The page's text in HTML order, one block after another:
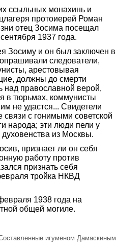
ссыльных монахинь и
протоиерей Роман
отец Зосима посещал
1937 года.
Зосиму и он был заключен в
следователи,
арестовывая
должны до смерти
над православной верой,
в тюрьмах, коммунисты
не удастся... Свидетели
с гонимыми советской
народа; эти люди пели у
из Москвы.
признает ли он себя
работу против
признать себя
тройка НКВД
1938 года на
общей могиле.
игуменом Дамаскиным